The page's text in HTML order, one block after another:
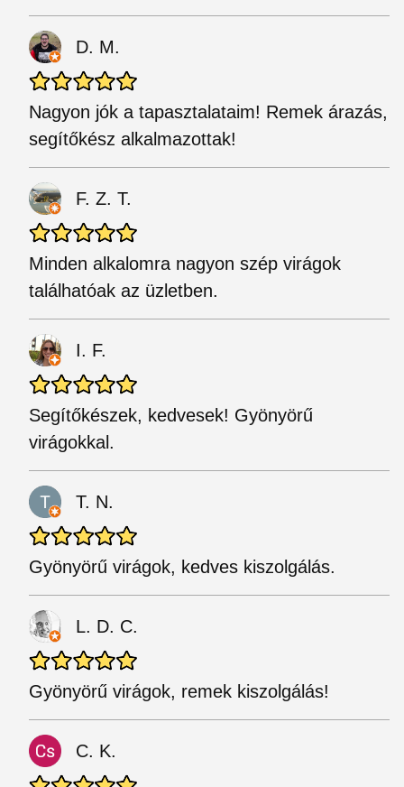
D. M.
Nagyon jók a tapasztalataim! Remek árazás,
segítőkész alkalmazottak!
F. Z. T.
Minden alkalomra nagyon szép virágok
találhatóak az üzletben.
I. F.
Segítőkészek, kedvesek! Gyönyörű
virágokkal.
T. N.
Gyönyörű virágok, kedves kiszolgálás.
L. D. C.
Gyönyörű virágok, remek kiszolgálás!
C. K.